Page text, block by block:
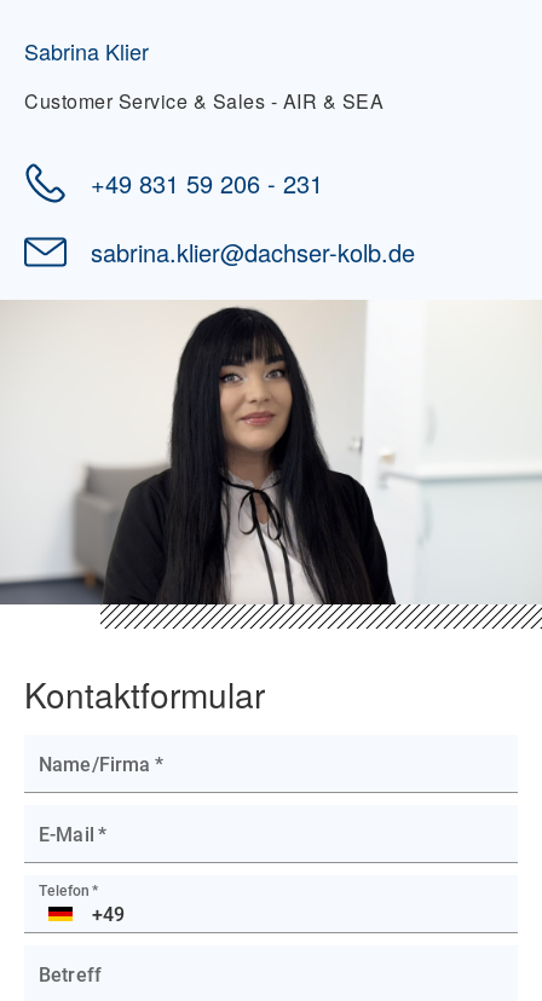
Sabrina Klier
Customer Service & Sales - AIR & SEA
+49 831 59 206 - 231
sabrina.klier@dachser-kolb.de
Kontaktformular
Name/Firma *
E-Mail *
Telefon *
DE
Betreff